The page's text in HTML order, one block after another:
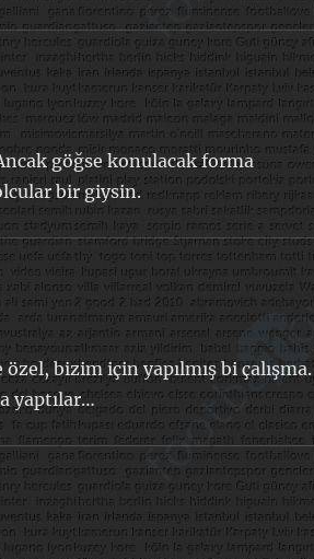
göğse konulacak forma
bir giysin.
bizim için yapılmış bi çalışma.
yaptılar…